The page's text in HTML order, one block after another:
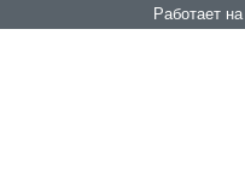
Работает на